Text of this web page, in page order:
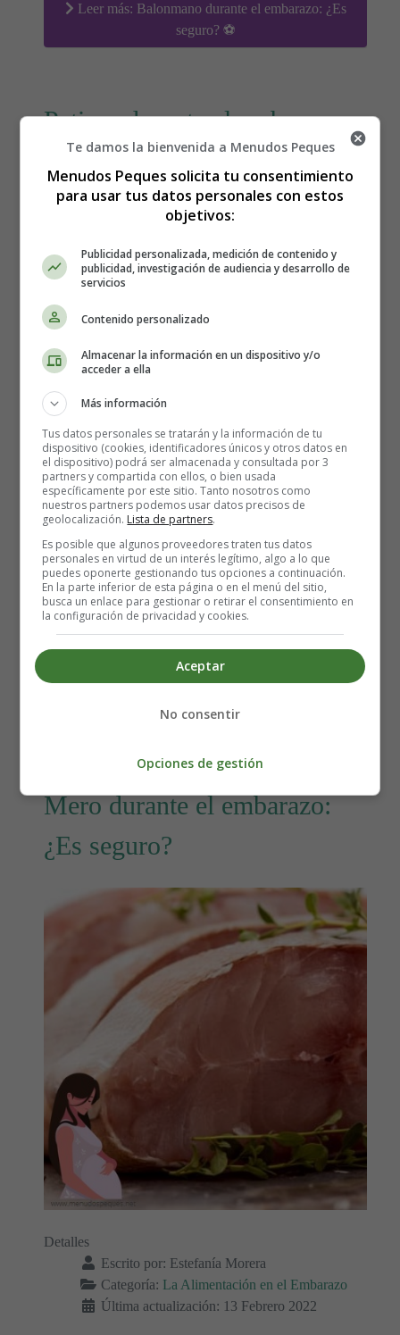
Leer más: Balonmano durante el embarazo: ¿Es
seguro? ⚽
Patinar durante el embarazo:
¿Es seguro? ⛸
Detalles
Escrito por:Estefanía Morera
Categoría:Salud y Cuidados durante el
embarazo
seguro? ⛸
Mero durante el embarazo:
¿Es seguro?
Detalles
Escrito por: Estefanía Morera
Categoría: La Alimentación en el Embarazo
Última actualización: 13 Febrero 2022
Te damos la bienvenida a Menudos Peques
Menudos Peques solicita tu consentimiento
para usar tus datos personales con estos
objetivos:
Publicidad personalizada, medición de contenido y
publicidad, investigación de audiencia y desarrollo de
servicios
Contenido personalizado
Almacenar la información en un dispositivo y/o
acceder a ella
Más información
Tus datos personales se tratarán y la información de tu
dispositivo (cookies, identificadores únicos y otros datos en
el dispositivo) podrá ser almacenada y consultada por 3
partners y compartida con ellos, o bien usada
específicamente por este sitio. Tanto nosotros como
nuestros partners podemos usar datos precisos de
geolocalización. Lista de partners.
Es posible que algunos proveedores traten tus datos
personales en virtud de un interés legítimo, algo a lo que
puedes oponerte gestionando tus opciones a continuación.
En la parte inferior de esta página o en el menú del sitio,
busca un enlace para gestionar o retirar el consentimiento en
la configuración de privacidad y cookies.
Aceptar
No consentir
Opciones de gestión